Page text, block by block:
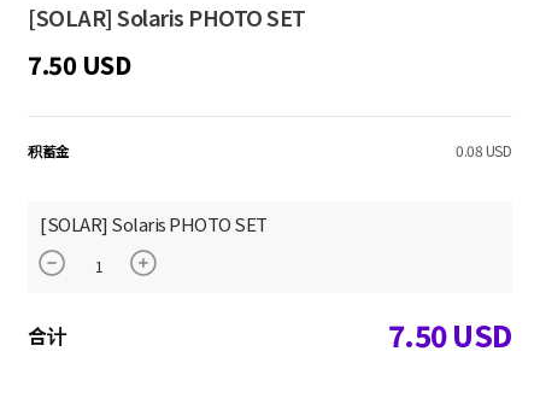
[SOLAR] Solaris PHOTO SET
7.50 USD
积蓄金 0.08 USD
[SOLAR] Solaris PHOTO SET
合计 7.50USD